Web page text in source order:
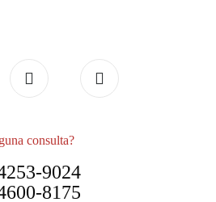
consulta?
9024
8175